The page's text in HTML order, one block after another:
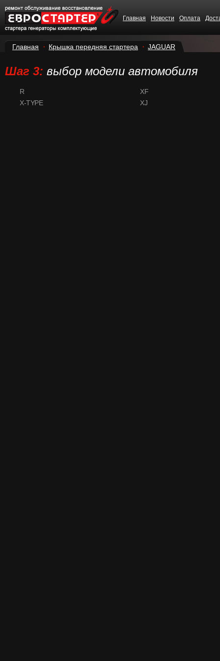
Главная Новости Оплата
Главная Крышка передняя стартера JAGUAR
Шаг 3: выбор модели автомобиля
R
X-TYPE
XF
XJ